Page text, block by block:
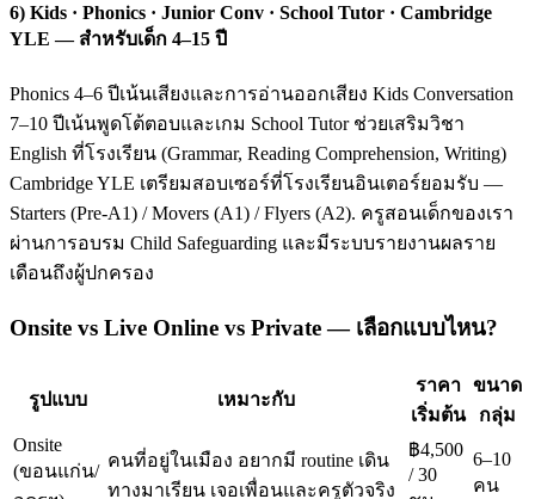
6) Kids · Phonics · Junior Conv · School Tutor · Cambridge
YLE — สำหรับเด็ก 4–15 ปี
Phonics 4–6 ปีเน้นเสียงและการอ่านออกเสียง Kids Conversation
7–10 ปีเน้นพูดโต้ตอบและเกม School Tutor ช่วยเสริมวิชา
English ที่โรงเรียน (Grammar, Reading Comprehension, Writing)
Cambridge YLE เตรียมสอบเซอร์ที่โรงเรียนอินเตอร์ยอมรับ —
Starters (Pre-A1) / Movers (A1) / Flyers (A2). ครูสอนเด็กของเรา
ผ่านการอบรม Child Safeguarding และมีระบบรายงานผลราย
เดือนถึงผู้ปกครอง
Onsite vs Live Online vs Private — เลือกแบบไหน?
รูปแบบ เหมาะกับ
ราคา
เริ่มต้น
ขนาด
กลุ่ม
Onsite
(ขอนแก่น/
คนที่อยู่ในเมือง อยากมี routine เดิน
ทางมาเรียน เจอเพื่อนและครูตัวจริง
฿4,500
/ 30
6–10
คน